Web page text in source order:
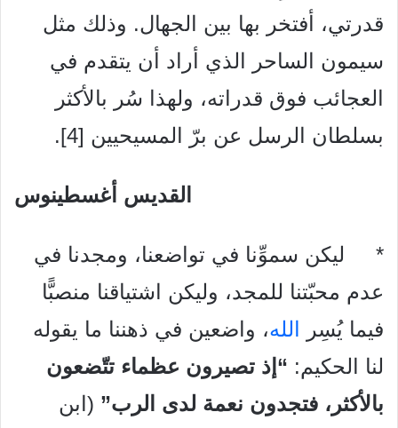
قدرتي، أفتخر بها بين الجهال. وذلك مثل
سيمون الساحر الذي أراد أن يتقدم في
العجائب فوق قدراته، ولهذا سُر بالأكثر
بسلطان الرسل عن برّ المسيحيين [4].
القديس أغسطينوس
* ليكن سموِّنا في تواضعنا، ومجدنا في
عدم محبّتنا للمجد، وليكن اشتياقنا منصبًّا
فيما يُسِر
الله، واضعين في ذهننا ما يقوله
لنا الحكيم: “إذ تصيرون عظماء تتّضعون
بالأكثر، فتجدون نعمة لدى الرب” (ابن